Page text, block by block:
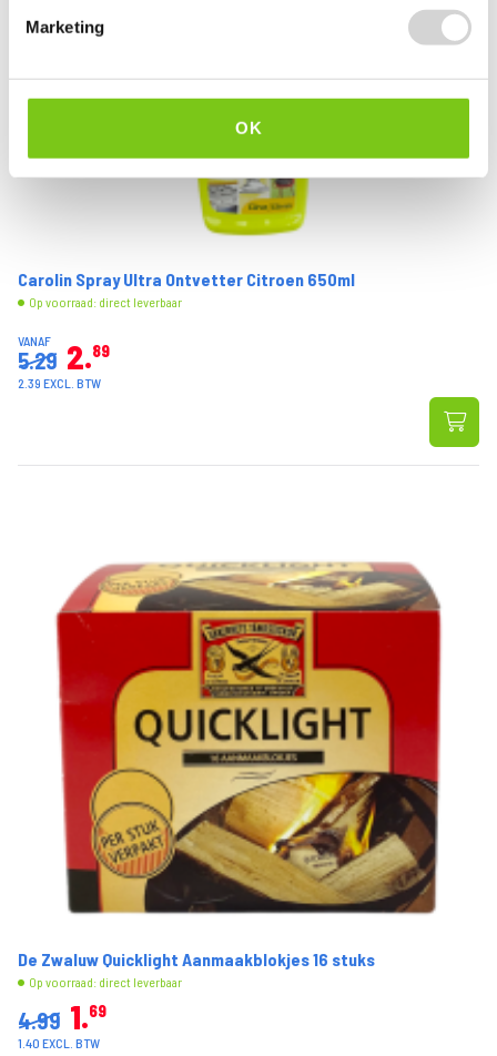
Marketing
OK
Carolin Spray Ultra Ontvetter Citroen 650ml
Op voorraad: direct leverbaar
VANAF
5.29 2 89
2.39 EXCL. BTW
De Zwaluw Quicklight Aanmaakblokjes 16 stuks
Op voorraad: direct leverbaar
4.99 1 69
1.40 EXCL. BTW